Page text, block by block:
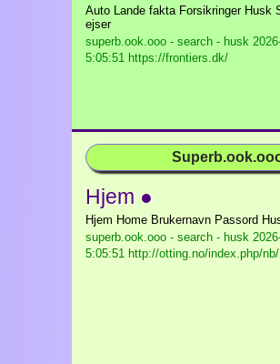
Auto Lande fakta Forsikringer Husk
ejser
superb.ook.ooo - search - husk
5:05:51 https://frontiers.dk/
Hjem ●
Hjem Home Brukernavn Passord
superb.ook.ooo - search - husk
5:05:51 http://otting.no/index.php/nb/